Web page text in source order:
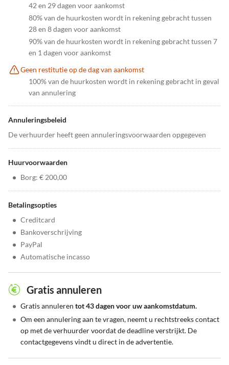
42 en 29 dagen voor aankomst
80% van de huurkosten wordt in rekening gebracht tussen
28 en 8 dagen voor aankomst
90% van de huurkosten wordt in rekening gebracht tussen 7
en 1 dagen voor aankomst
Geen restitutie op de dag van aankomst
100% van de huurkosten wordt in rekening gebracht in geval
van annulering
Annuleringsbeleid
De verhuurder heeft geen annuleringsvoorwaarden opgegeven
Huurvoorwaarden
• Borg: € 200,00
Betalingsopties
• Creditcard
• Bankoverschrijving
• PayPal
• Automatische incasso
Gratis annuleren
• Gratis annuleren tot 43 dagen voor uw aankomstdatum.
• Om een annulering aan te vragen, neemt u rechtstreeks contact
op met de verhuurder voordat de deadline verstrijkt. De
contactgegevens vindt u direct in de advertentie.